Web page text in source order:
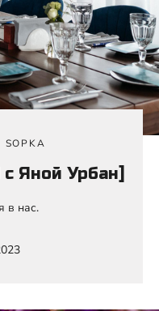
SOPKA
с Яной Урбан]
в нас.